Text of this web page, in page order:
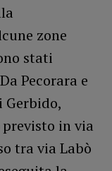
zone
stati
Pecorara e
in via
tra via Labò